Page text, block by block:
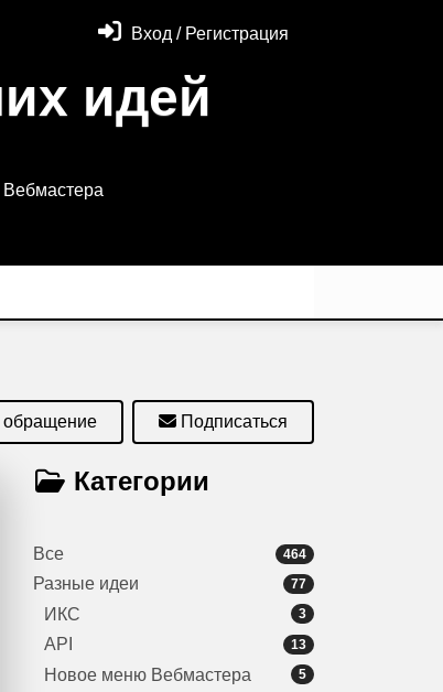
Вход / Регистрация
идей
обращение Подписаться
Категории
Все 464
Разные идеи 77
ИКС 3
API 13
Новое меню Вебмастера 5